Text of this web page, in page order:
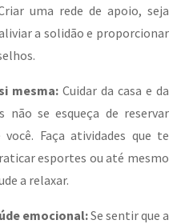
uma rede de apoio, seja
a solidão e proporcionar
mesma: Cuidar da casa e da
se esqueça de reservar
Faça atividades que te
esportes ou até mesmo
a relaxar.
emocional:Se sentir que a